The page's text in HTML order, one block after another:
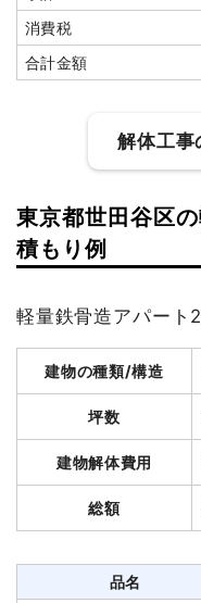
消費税
合計金額
解体工事
建物の種類/構造
建物解体費用
総額
木造住宅11坪2階建て
東京都世田谷区
積もり例
軽量鉄骨造アパート
建物の種類/構造
坪数
建物解体費用
総額
品名